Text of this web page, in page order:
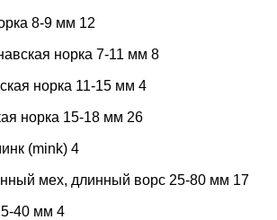
8-9 мм 12
норка 7-11 мм 8
норка 11-15 мм 4
норка 15-18 мм 26
(mink) 4
мех, длинный ворс 25-80 мм 17
40 мм 4